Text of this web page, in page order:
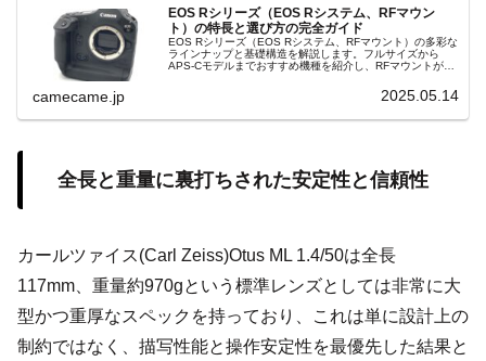
EOS Rシリーズ（EOS Rシステム、RFマウン
ト）の特長と選び方の完全ガイド
EOS Rシリーズ（EOS Rシステム、RFマウント）の多彩な
ラインナップと基礎構造を解説します。フルサイズから
APS-Cモデルまでおすすめ機種を紹介し、RFマウントが可
camecame.jp 2025.05.14
全長と重量に裏打ちされた安定性と信頼性
カールツァイス(Carl Zeiss)Otus ML 1.4/50は全長
117mm、重量約970gという標準レンズとしては非常に大
型かつ重厚なスペックを持っており、これは単に設計上の
制約ではなく、描写性能と操作安定性を最優先した結果と